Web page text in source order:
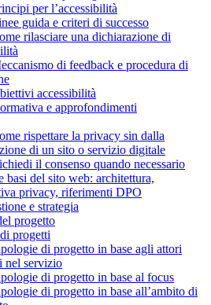
per l’accessibilità
guida e criteri di successo
rilasciare una dichiarazione di
di feedback e procedura di
accessibilità
e approfondimenti
rispettare la privacy sin dalla
di un sito o servizio digitale
il consenso quando necessario
basi del sito web: architettura,
privacy, riferimenti DPO
e strategia
progetto
progetti
di progetto in base agli attori
nel servizio
di progetto in base al focus
di progetto in base all’ambito di